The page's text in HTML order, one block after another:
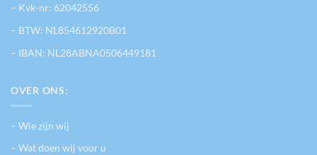
– Kvk-nr: 62042556
– BTW: NL854612920B01
– IBAN: NL28ABNA0506449181
OVER ONS:
– Wie zijn wij
– Wat doen wij voor u